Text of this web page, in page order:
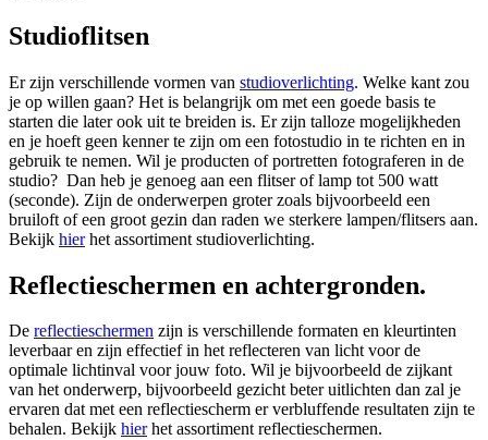
Studioflitsen
Er zijn verschillende vormen van studioverlichting. Welke kant zou
je op willen gaan? Het is belangrijk om met een goede basis te
starten die later ook uit te breiden is. Er zijn talloze mogelijkheden
en je hoeft geen kenner te zijn om een fotostudio in te richten en in
gebruik te nemen. Wil je producten of portretten fotograferen in de
studio? Dan heb je genoeg aan een flitser of lamp tot 500 watt
(seconde). Zijn de onderwerpen groter zoals bijvoorbeeld een
bruiloft of een groot gezin dan raden we sterkere lampen/flitsers aan.
Bekijk hierhet assortiment studioverlichting.
Reflectieschermen en achtergronden.
De reflectieschermen zijn is verschillende formaten en kleurtinten
leverbaar en zijn effectief in het reflecteren van licht voor de
optimale lichtinval voor jouw foto. Wil je bijvoorbeeld de zijkant
van het onderwerp, bijvoorbeeld gezicht beter uitlichten dan zal je
ervaren dat met een reflectiescherm er verbluffende resultaten zijn te
behalen. Bekijk hierhet assortiment reflectieschermen.